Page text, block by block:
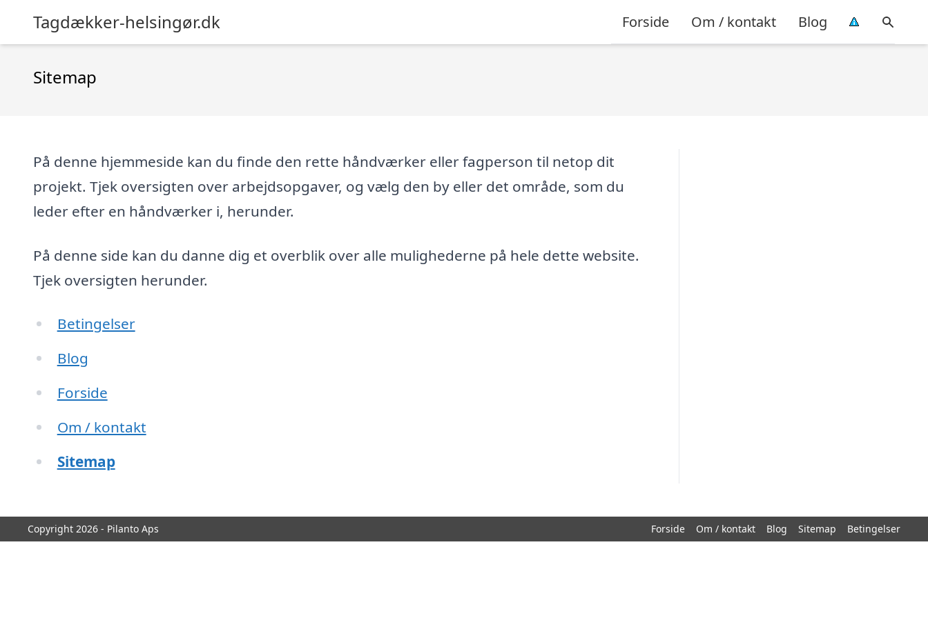
Tagdækker-helsingør.dk Forside Om / kontakt Blog
Sitemap
På denne hjemmeside kan du finde den rette håndværker eller fagperson til netop dit
projekt. Tjek oversigten over arbejdsopgaver, og vælg den by eller det område, som du
leder efter en håndværker i, herunder.
På denne side kan du danne dig et overblik over alle mulighederne på hele dette website.
Tjek oversigten herunder.
Betingelser
Blog
Forside
Om / kontakt
Sitemap
Copyright 2026 - Pilanto Aps Forside Om / kontakt Blog Sitemap Betingelser